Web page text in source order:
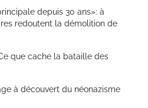
depuis 30 ans»: à
redoutent la démolition de
que cache la bataille des
à découvert du néonazisme